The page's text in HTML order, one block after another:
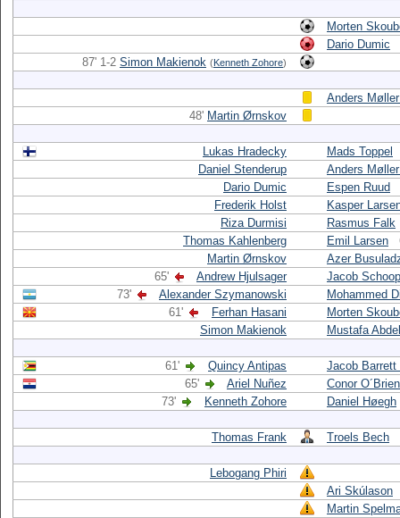
Morten
Dario Dumic
87' 1-2 Simon Makienok (Kenneth Zohore)
Anders
48' Martin Ørnskov
Lukas Hradecky
Mads Toppel
Daniel Stenderup
Anders
Dario Dumic
Espen Ruud
Frederik Holst
Kasper
Riza Durmisi
Rasmus Falk
Thomas Kahlenberg
Emil Larsen
Martin Ørnskov
Azer
65'
Andrew Hjulsager
Jacob Schoop
73'
Alexander Szymanowski
Mohammed
61'
Ferhan Hasani
Morten
Simon Makienok
Mustafa
61' Quincy Antipas
Jacob Barrett
65'
Ariel Nuñez
Conor O´Brien
73'
Kenneth Zohore Daniel Høegh
Thomas Frank Troels Bech
Lebogang Phiri
Ari Skúlason
Martin